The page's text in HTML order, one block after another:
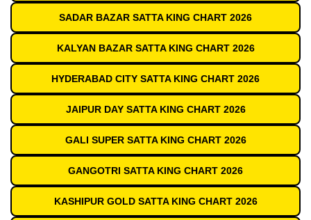
SADAR BAZAR SATTA KING CHART 2026
KALYAN BAZAR SATTA KING CHART 2026
HYDERABAD CITY SATTA KING CHART 2026
JAIPUR DAY SATTA KING CHART 2026
GALI SUPER SATTA KING CHART 2026
GANGOTRI SATTA KING CHART 2026
KASHIPUR GOLD SATTA KING CHART 2026